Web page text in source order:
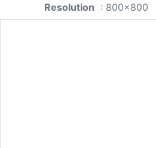
Resolution : 800x800